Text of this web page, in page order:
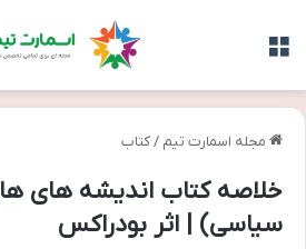
مجله اسمارت تیم /کتاب
خلاصه کتاب اندیشه های
سیاسی) | اثر بودراکس